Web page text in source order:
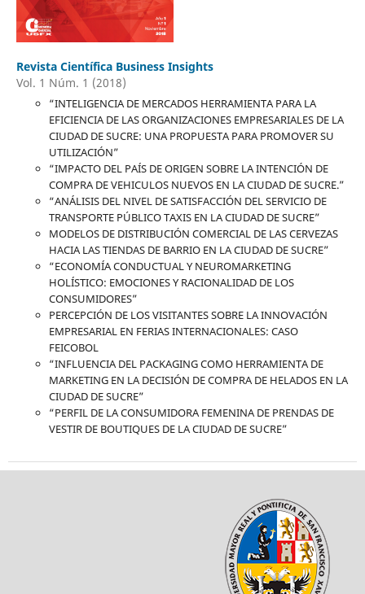
Revista Científica Business Insights
Vol. 1 Núm. 1 (2018)
“INTELIGENCIA DE MERCADOS HERRAMIENTA PARA LA
EFICIENCIA DE LAS ORGANIZACIONES EMPRESARIALES DE LA
CIUDAD DE SUCRE: UNA PROPUESTA PARA PROMOVER SU
UTILIZACIÓN”
“IMPACTO DEL PAÍS DE ORIGEN SOBRE LA INTENCIÓN DE
COMPRA DE VEHICULOS NUEVOS EN LA CIUDAD DE SUCRE.”
“ANÁLISIS DEL NIVEL DE SATISFACCIÓN DEL SERVICIO DE
TRANSPORTE PÚBLICO TAXIS EN LA CIUDAD DE SUCRE”
MODELOS DE DISTRIBUCIÓN COMERCIAL DE LAS CERVEZAS
HACIA LAS TIENDAS DE BARRIO EN LA CIUDAD DE SUCRE”
“ECONOMÍA CONDUCTUAL Y NEUROMARKETING
HOLÍSTICO: EMOCIONES Y RACIONALIDAD DE LOS
CONSUMIDORES”
PERCEPCIÓN DE LOS VISITANTES SOBRE LA INNOVACIÓN
EMPRESARIAL EN FERIAS INTERNACIONALES: CASO
FEICOBOL
“INFLUENCIA DEL PACKAGING COMO HERRAMIENTA DE
MARKETING EN LA DECISIÓN DE COMPRA DE HELADOS EN LA
CIUDAD DE SUCRE”
“PERFIL DE LA CONSUMIDORA FEMENINA DE PRENDAS DE
VESTIR DE BOUTIQUES DE LA CIUDAD DE SUCRE”